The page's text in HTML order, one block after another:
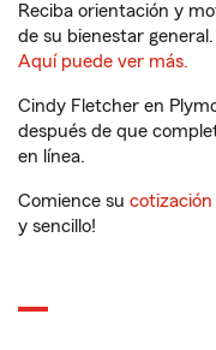
Reciba orientación y
de su bienestar general.
Aquí puede ver más.
Cindy Fletcher en
después de que
en línea.
Comience su cotización
y sencillo!